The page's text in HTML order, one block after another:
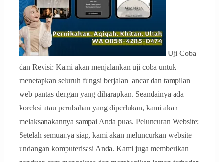
Uji Coba
dan Revisi: Kami akan menjalankan uji coba untuk
menetapkan seluruh fungsi berjalan lancar dan tampilan
web pantas dengan yang diharapkan. Seandainya ada
koreksi atau perubahan yang diperlukan, kami akan
melaksanakannya sampai Anda puas. Peluncuran Website:
Setelah semuanya siap, kami akan meluncurkan website
undangan komputerisasi Anda. Kami juga memberikan